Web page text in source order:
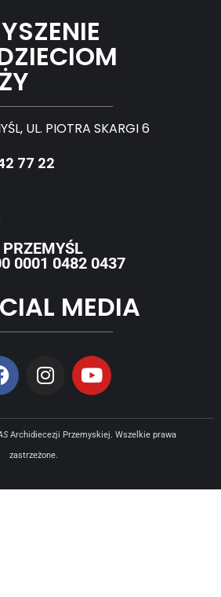
UL. PIOTRA SKARGI 6
77 22
0001 0482 0437
MEDIA
Archidiecezji Przemyskiej. Wszelkie prawa
zastrzeżone.